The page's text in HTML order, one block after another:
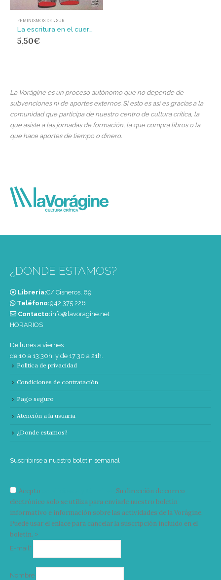
FEMINISMOS DEL SUR
La escritura en el cuerpo de las mujeres asesinadas en Ciudad Juarez. : Territorio,soberanía y címenes de segundo estado
5,50€
La Vorágine es un proceso autónomo que no depende de
subvenciones ni de aportes externos. Si esto es así es gracias a la
comunidad que participa de nuestro centro de cultura crítica, la
que asiste a las jornadas de formación, la que compra libros o la
que hace aportes de tiempo o dinero.
¿DONDE ESTAMOS?
Librería:C/ Cisneros, 69
Teléfono:‭942 375 226‬
Contacto:info@lavoragine.net
HORARIOS
De lunes a viernes
de 10 a 13:30h. y de 17:30 a 21h.
Política de privacidad
Condiciones de contratación
Pago seguro
Atención a la usuaria
¿Donde estamos?
Suscribirse a nuestro boletín semanal
Acepto
Su dirección de correo
electrónico solo se utiliza para enviarle nuestro boletín
informativo e información sobre las actividades de la Vorágine.
Puede usar el enlace para cancelar la suscripción incluido en el
boletín. >
E-mail*
Nombre